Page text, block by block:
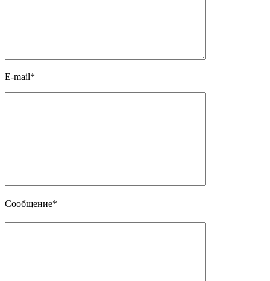
E-mail*
Сообщение*